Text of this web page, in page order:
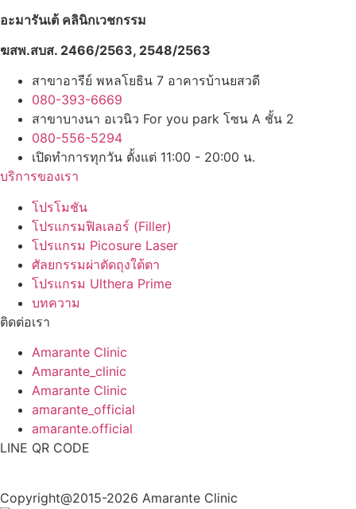
อะมารันเต้ คลินิกเวชกรรม
ฆสพ.สบส. 2466/2563, 2548/2563
สาขาอารีย์ พหลโยธิน 7 อาคารบ้านยสวดี
080-393-6669
สาขาบางนา อเวนิว For you park โซน A ชั้น 2
080-556-5294
เปิดทำการทุกวัน ตั้งแต่ 11:00 - 20:00 น.
บริการของเรา
โปรโมชัน
โปรแกรมฟิลเลอร์ (Filler)
โปรแกรม Picosure Laser
ศัลยกรรมผ่าตัดถุงใต้ตา
โปรแกรม Ulthera Prime
บทความ
ติดต่อเรา
Amarante Clinic
Amarante_clinic
Amarante Clinic
amarante_official
amarante.official
LINE QR CODE
Copyright@2015-2026 Amarante Clinic